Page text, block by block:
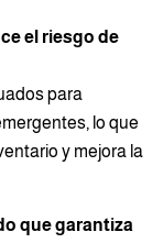
el riesgo de
para
lo que
y mejora la
que garantiza